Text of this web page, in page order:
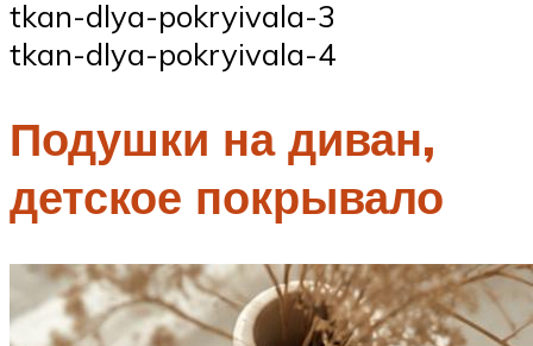
tkan-dlya-pokryivala-3
tkan-dlya-pokryivala-4
Подушки на диван,
детское покрывало